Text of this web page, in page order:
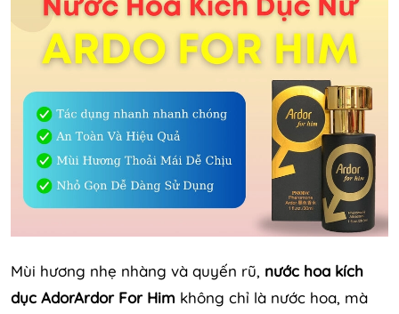
Mùi hương nhẹ nhàng và quyến rũ, nước hoa kích
dục AdorArdor For Him không chỉ là nước hoa, mà